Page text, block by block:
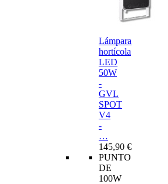
Lámpara
hortícola
LED
50W
-
GVL
SPOT
V4
-
…
145,90 €
PUNTO
DE
100W